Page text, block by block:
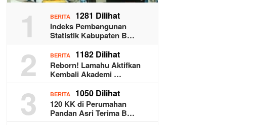
1 BERITA 1281 Dilihat
Indeks Pembangunan
Statistik Kabupaten B…
2 BERITA 1182 Dilihat
Reborn! Lamahu Aktifkan
Kembali Akademi …
3 BERITA 1050 Dilihat
120 KK di Perumahan
Pandan Asri Terima B…